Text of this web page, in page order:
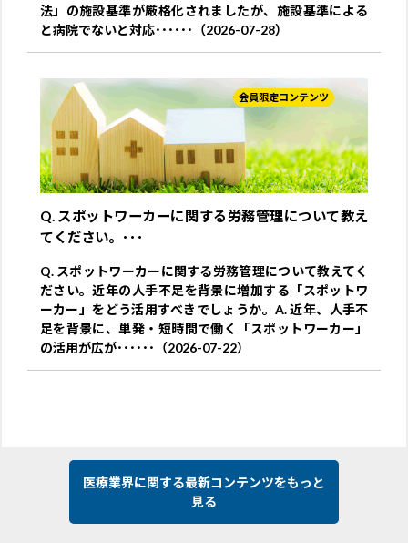
法」の施設基準が厳格化されましたが、施設基準による
と病院でないと対応･･････（2026-07-28）
会員限定コンテンツ
Q. スポットワーカーに関する労務管理について教え
てください。･･･
Q. スポットワーカーに関する労務管理について教えてく
ださい。近年の人手不足を背景に増加する「スポットワ
ーカー」をどう活用すべきでしょうか。A. 近年、人手不
足を背景に、単発・短時間で働く「スポットワーカー」
の活用が広が･･････（2026-07-22）
医療業界に関する最新コンテンツをもっと
見る